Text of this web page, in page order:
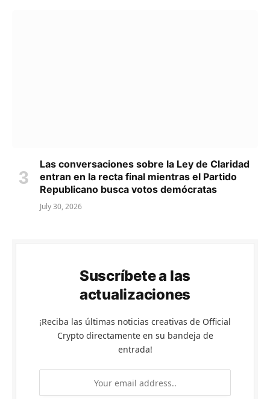
Las conversaciones sobre la Ley de Claridad
entran en la recta final mientras el Partido
Republicano busca votos demócratas
July 30, 2026
Suscríbete a las
actualizaciones
¡Reciba las últimas noticias creativas de Official
Crypto directamente en su bandeja de
entrada!